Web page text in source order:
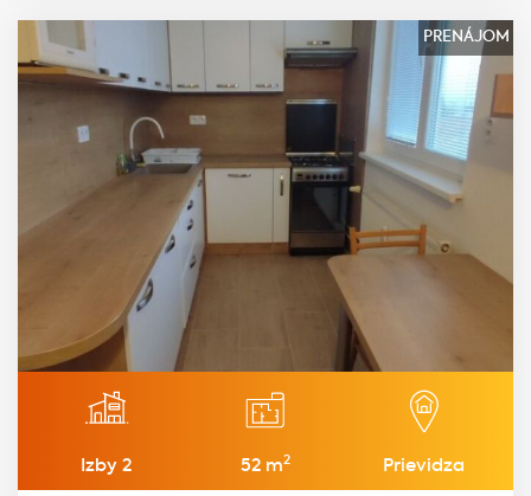
PRENÁJOM
Izby 2 52 m2 Prievidza